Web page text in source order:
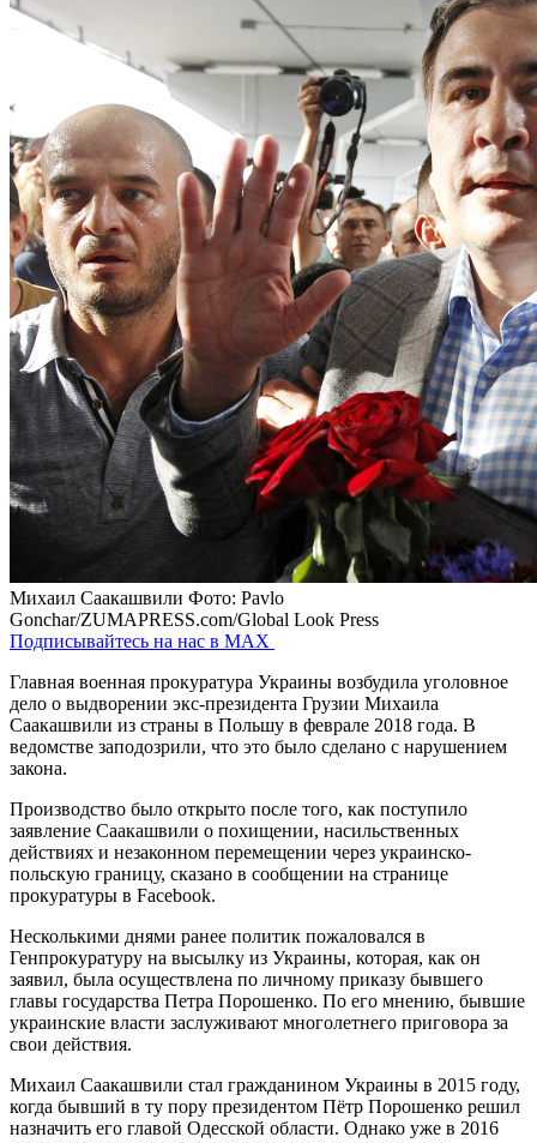
Михаил Саакашвили Фото: Pavlo
Gonchar/ZUMAPRESS.com/Global Look Press
Подписывайтесь на нас в MAX
Главная военная прокуратура Украины возбудила уголовное
дело о выдворении экс-президента Грузии Михаила
Саакашвили из страны в Польшу в феврале 2018 года. В
ведомстве заподозрили, что это было сделано с нарушением
закона.
Производство было открыто после того, как поступило
заявление Саакашвили о похищении, насильственных
действиях и незаконном перемещении через украинско-
польскую границу, сказано в сообщении на странице
прокуратуры в Facebook.
Несколькими днями ранее политик пожаловался в
Генпрокуратуру на высылку из Украины, которая, как он
заявил, была осуществлена по личному приказу бывшего
главы государства Петра Порошенко. По его мнению, бывшие
украинские власти заслуживают многолетнего приговора за
свои действия.
Михаил Саакашвили стал гражданином Украины в 2015 году,
когда бывший в ту пору президентом Пётр Порошенко решил
назначить его главой Одесской области. Однако уже в 2016